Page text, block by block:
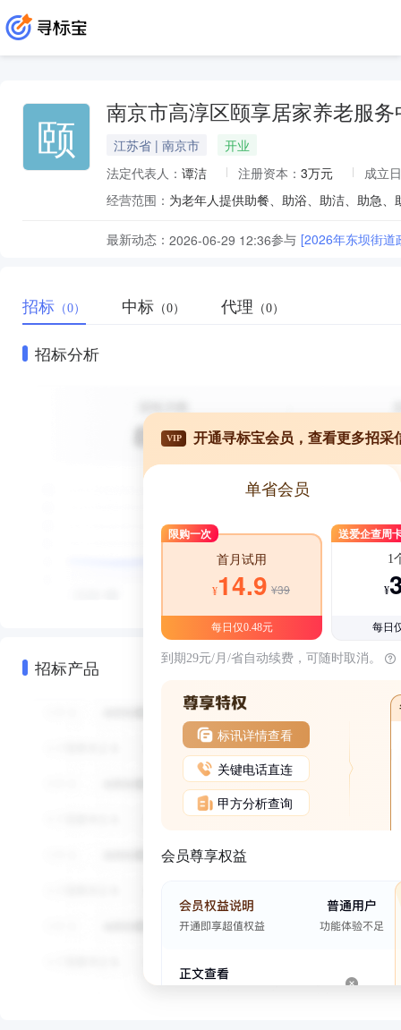
颐 南京市高淳区颐享居家养老服务
江苏省 | 南京市
开业
法定代表人： 谭洁 注册资本： 3万元
成立
经营范围：
最新动态： 2026-06-29 12:36参与 [2026年东坝街道
招标 （0） 中标 （0） 代理 （0）
招标分析
招标产品
VIP 开通寻标宝会员，查看更多招采
单省会员
限购一次
首月试用
¥14.9 ¥39
每日仅0.48元
送爱企查周
1
¥
每日
到期29元/月/省自动续费，可随时取消。
标讯详情查看
关键电话直连
甲方分析查询
会员尊享权益